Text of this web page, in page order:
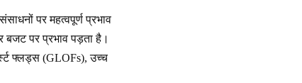
पर महत्वपूर्ण प्रभाव
बजट पर प्रभाव पड़ता है।
फ्लड्स (GLOFs), उच्च